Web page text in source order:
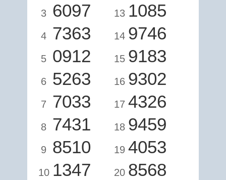
3 6097
4 7363
5 0912
6 5263
7 7033
8 7431
9 8510
10 1347
13 1085
14 9746
15 9183
16 9302
17 4326
18 9459
19 4053
20 8568